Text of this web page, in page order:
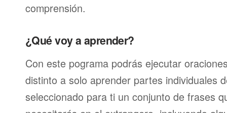
comprensión.
¿Qué voy a aprender?
Con este pograma podrás ejecutar
distinto a solo aprender partes individuales
seleccionado para ti un conjunto de frases